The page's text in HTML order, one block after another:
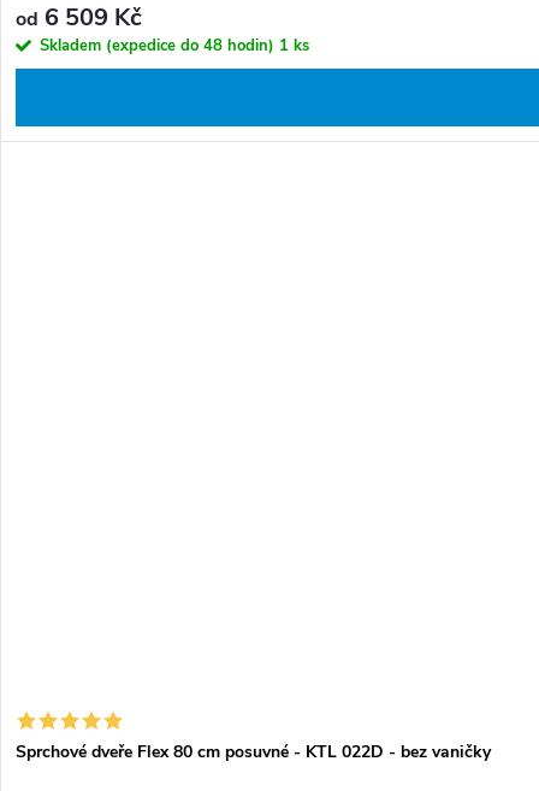
od 6 509 Kč
Skladem (expedice do 48 hodin) 1 ks
Sprchové dveře Flex 80 cm posuvné - KTL 022D - bez vaničky